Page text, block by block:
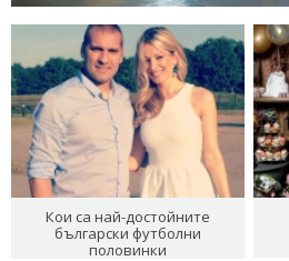
Кои са най-достойните
български футболни
половинки